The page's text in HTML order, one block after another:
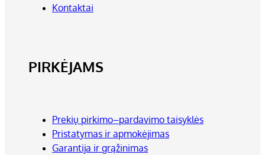
Kontaktai
PIRKĖJAMS
Prekių pirkimo–pardavimo taisyklės
Pristatymas ir apmokėjimas
Garantija ir grąžinimas